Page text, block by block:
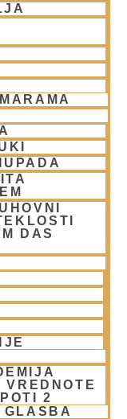
DAS
VREDNOTE
2
GLASBA